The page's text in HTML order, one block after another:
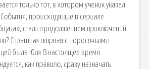
только тот, в котором ученик указал
происходящие в сериале
стали продолжением приключений.
Страшная жирная с поросячьими
была Юля В настоящее время
как правило, сразу назначать